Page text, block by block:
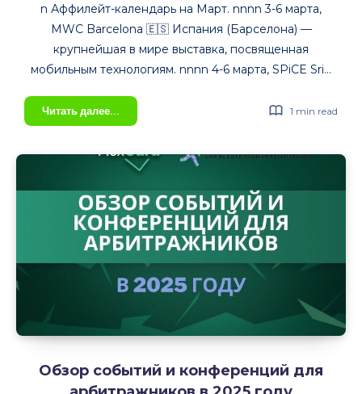
n Аффилейт-календарь на Март. nnnn 3-6 марта,
MWC Barcelona 🇪🇸 Испания (Барселона) —
крупнейшая в мире выставка, посвященная
мобильным технологиям. nnnn 4-6 марта, SPiCE Sri…
Читать далее...
по
трафика
партнерскому
маркетингу
Март
1 min read
Обзор событий и конференций для